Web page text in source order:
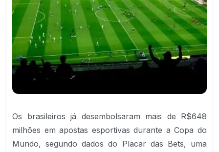
Os brasileiros já desembolsaram mais de R$648
milhões em apostas esportivas durante a Copa do
Mundo, segundo dados do Placar das Bets, uma